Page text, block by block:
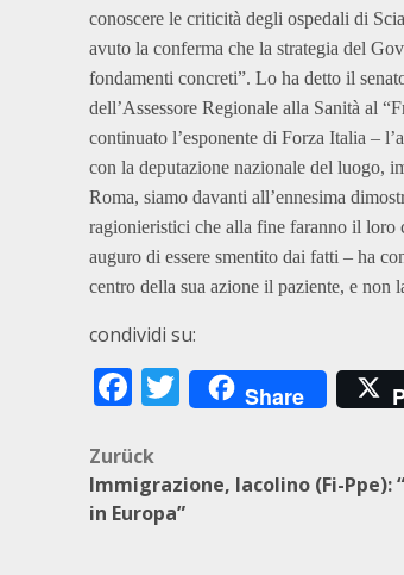
conoscere le criticità degli ospedali di
avuto la conferma che la strategia del
fondamenti concreti”. Lo ha detto il
dell’Assessore Regionale alla Sanità al
continuato l’esponente di Forza Italia –
con la deputazione nazionale del luogo,
Roma, siamo davanti all’ennesima
ragionieristici che alla fine faranno il loro
auguro di essere smentito dai fatti – ha
centro della sua azione il paziente, e non
condividi su:
Facebook
Twitter
Share
Beitragsnavigation
Zurück
Immigrazione, Iacolino (Fi-Ppe):
in Europa”